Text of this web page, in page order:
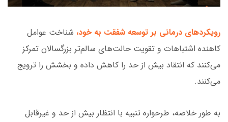
رویکردهای درمانی بر توسعه شفقت به خود، شناخت عوامل
کاهنده اشتباهات و تقویت حالت‌های سالم‌تر بزرگسالان تمرکز
می‌کنند که انتقاد بیش از حد را کاهش داده و بخشش را ترویج
می‌کنند.
به طور خلاصه، طرحواره تنبیه با انتظار بیش از حد و غیرقابل